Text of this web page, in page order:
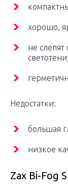
хорошо,
не слепят
светотени;
Недостатки:
большая
низкое
Zax Bi-Fog